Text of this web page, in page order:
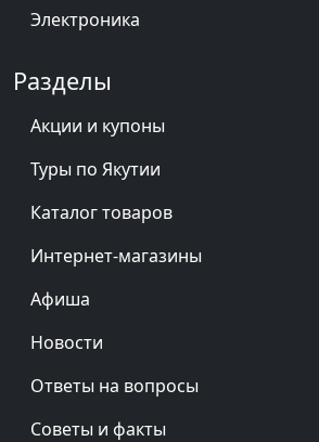
Электроника
Разделы
Акции и купоны
Туры по Якутии
Каталог товаров
Интернет-магазины
Афиша
Новости
Ответы на вопросы
Советы и факты